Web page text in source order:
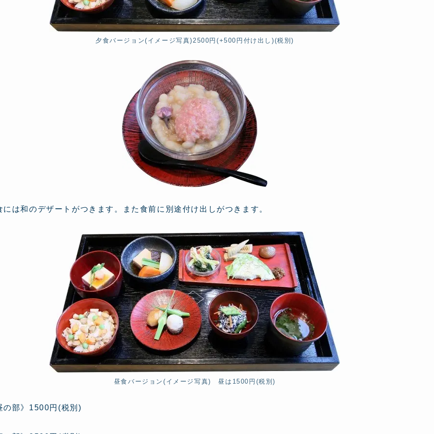
夕食バージョン(イメージ写真)2500円(+500円付け出し)(税別)
には和のデザートがつきます。また食前に別途付け出しがつきます。
昼食バージョン(イメージ写真) 昼は1500円(税別)
の部》1500円(税別)